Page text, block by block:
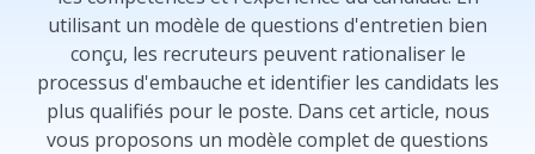
utilisant un modèle de questions d'entretien bien
conçu, les recruteurs peuvent rationaliser le
processus d'embauche et identifier les candidats les
plus qualifiés pour le poste. Dans cet article, nous
vous proposons un modèle complet de questions